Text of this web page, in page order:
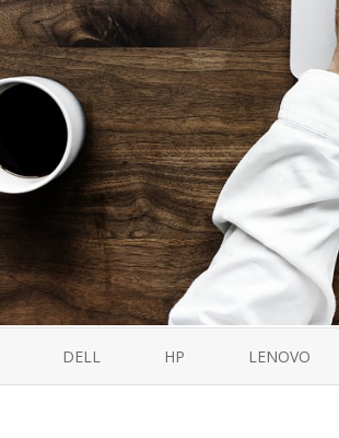
DELL HP LENOVO